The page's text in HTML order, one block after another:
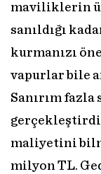
maviliklerin
sanıldığı
kurmanızı
vapurlar bile
Sanırım fazla
maliyetini
milyon TL.